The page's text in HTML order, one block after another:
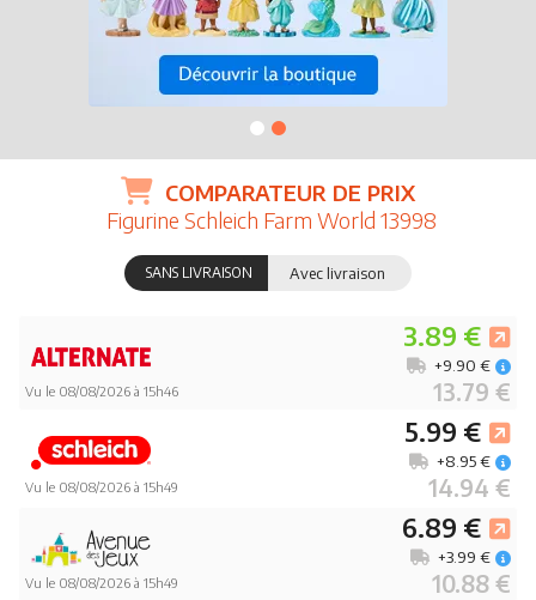
COMPARATEUR DE PRIX
Figurine Schleich Farm World 13998
SANS LIVRAISON Avec livraison
Vu le 08/08/2026 à 15h46
3.89 €
13.79 €
+9.90 €
Vu le 08/08/2026 à 15h49
5.99 €
14.94 €
+8.95 €
Vu le 08/08/2026 à 15h49
6.89 €
10.88 €
+3.99 €